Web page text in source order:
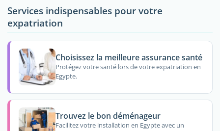
Services indispensables pour votre
expatriation
Choisissez la meilleure assurance santé
Protégez votre santé lors de votre expatriation en
Egypte.
Trouvez le bon déménageur
Facilitez votre installation en Egypte avec un